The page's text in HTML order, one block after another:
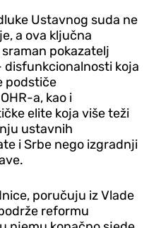
Ustavnog suda ne
a ova ključna
pokazatelj
koja
podstiče
a, kao i
elite koja više teži
ustavnih
i Srbe nego izgradnji
poručuju iz Vlade
reformu